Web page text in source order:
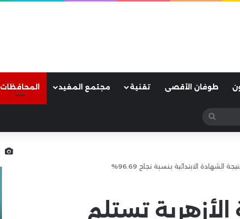
طوفان الأقصى تقنية مجتمع المفيد المحافظات
بحث
عن
الابتدائية بنسبة نجاح 96.69%
تستلم